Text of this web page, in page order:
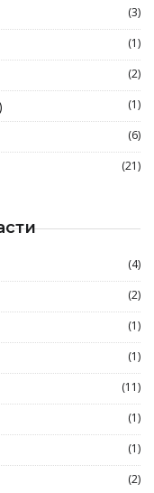
(3)
(1)
(2)
(1)
(6)
(21)
(4)
(2)
(1)
(1)
(11)
(1)
(1)
(2)